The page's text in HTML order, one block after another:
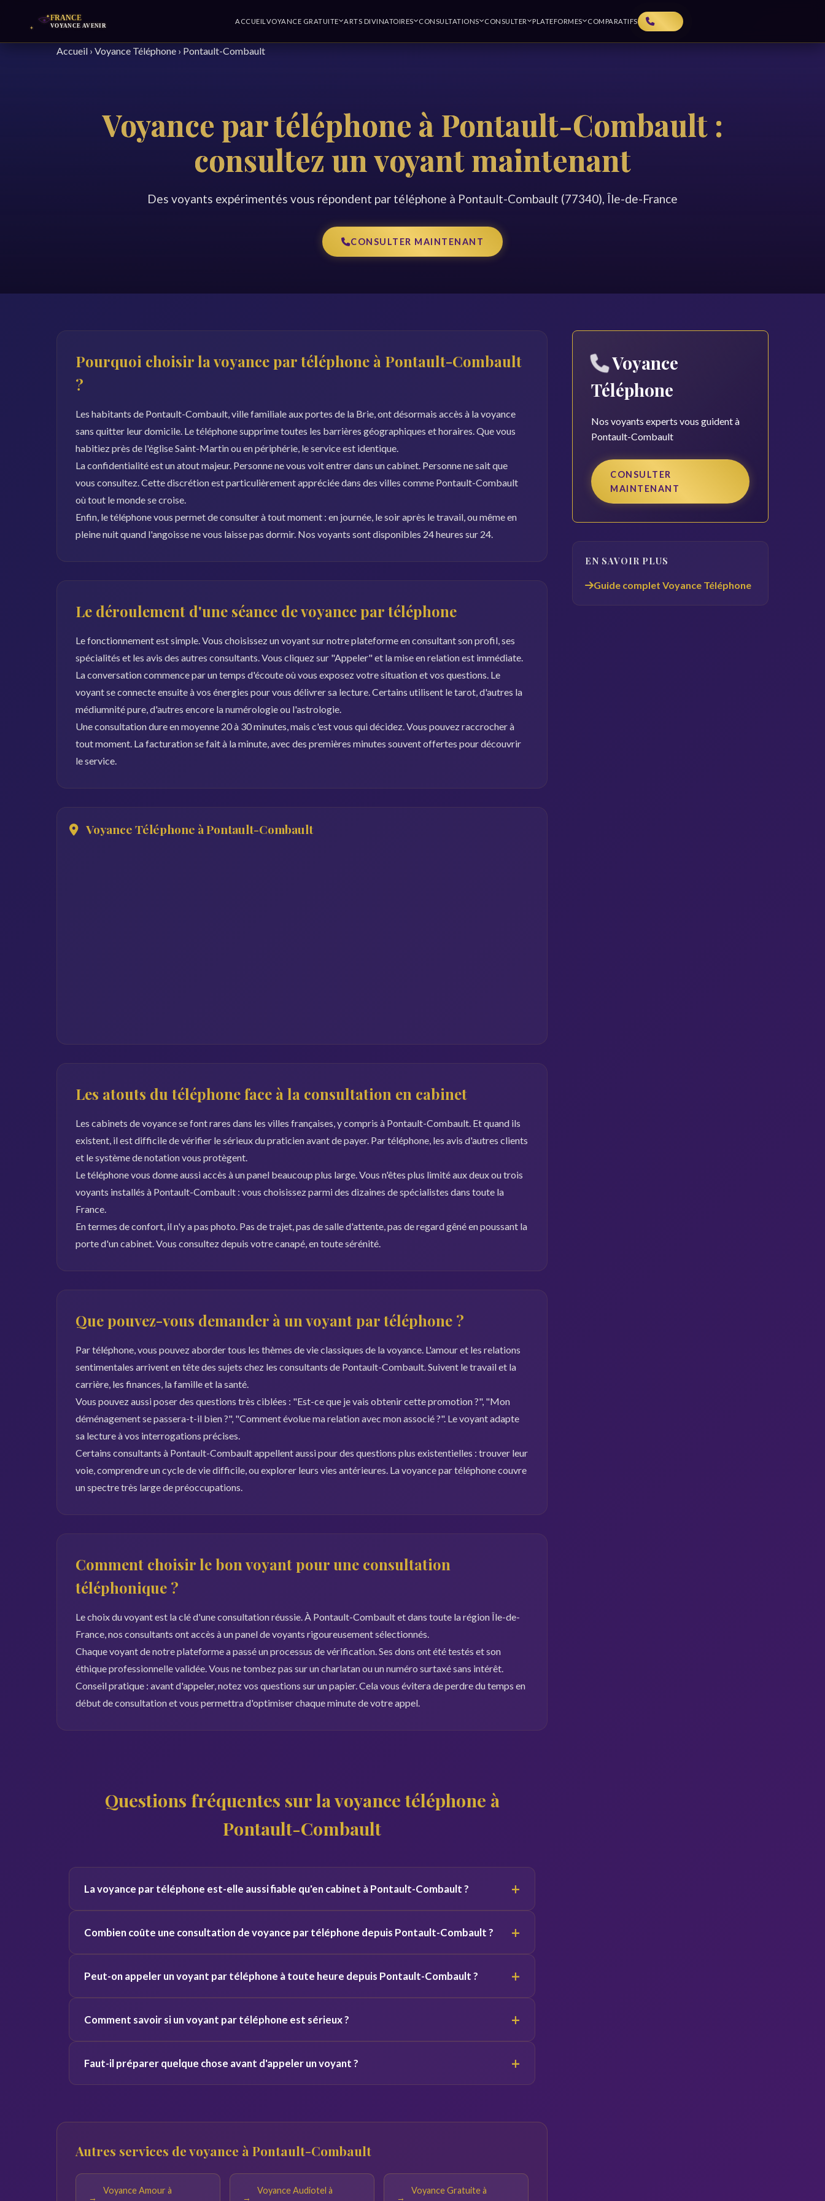
ACCUEIL VOYANCE GRATUITE ARTS DIVINATOIRES CONSULTATIONS CONSULTER PLATEFORMES COMPARATIFS
Accueil › Voyance Téléphone › Pontault-Combault
Voyance par téléphone à Pontault-Combault :
consultez un voyant maintenant
Des voyants expérimentés vous répondent par téléphone à Pontault-Combault (77340), Île-de-France
CONSULTER MAINTENANT
Pourquoi choisir la voyance par téléphone à Pontault-Combault
?
Les habitants de Pontault-Combault, ville familiale aux portes de la Brie, ont désormais accès à la voyance
sans quitter leur domicile. Le téléphone supprime toutes les barrières géographiques et horaires. Que vous
habitiez près de l'église Saint-Martin ou en périphérie, le service est identique.
La confidentialité est un atout majeur. Personne ne vous voit entrer dans un cabinet. Personne ne sait que
vous consultez. Cette discrétion est particulièrement appréciée dans des villes comme Pontault-Combault
où tout le monde se croise.
Enfin, le téléphone vous permet de consulter à tout moment : en journée, le soir après le travail, ou même en
pleine nuit quand l'angoisse ne vous laisse pas dormir. Nos voyants sont disponibles 24 heures sur 24.
Le déroulement d'une séance de voyance par téléphone
Le fonctionnement est simple. Vous choisissez un voyant sur notre plateforme en consultant son profil, ses
spécialités et les avis des autres consultants. Vous cliquez sur "Appeler" et la mise en relation est immédiate.
La conversation commence par un temps d'écoute où vous exposez votre situation et vos questions. Le
voyant se connecte ensuite à vos énergies pour vous délivrer sa lecture. Certains utilisent le tarot, d'autres la
médiumnité pure, d'autres encore la numérologie ou l'astrologie.
Une consultation dure en moyenne 20 à 30 minutes, mais c'est vous qui décidez. Vous pouvez raccrocher à
tout moment. La facturation se fait à la minute, avec des premières minutes souvent offertes pour découvrir
le service.
Voyance Téléphone à Pontault-Combault
Les atouts du téléphone face à la consultation en cabinet
Les cabinets de voyance se font rares dans les villes françaises, y compris à Pontault-Combault. Et quand ils
existent, il est difficile de vérifier le sérieux du praticien avant de payer. Par téléphone, les avis d'autres clients
et le système de notation vous protègent.
Le téléphone vous donne aussi accès à un panel beaucoup plus large. Vous n'êtes plus limité aux deux ou trois
voyants installés à Pontault-Combault : vous choisissez parmi des dizaines de spécialistes dans toute la
France.
En termes de confort, il n'y a pas photo. Pas de trajet, pas de salle d'attente, pas de regard gêné en poussant la
porte d'un cabinet. Vous consultez depuis votre canapé, en toute sérénité.
Que pouvez-vous demander à un voyant par téléphone ?
Par téléphone, vous pouvez aborder tous les thèmes de vie classiques de la voyance. L'amour et les relations
sentimentales arrivent en tête des sujets chez les consultants de Pontault-Combault. Suivent le travail et la
carrière, les finances, la famille et la santé.
Vous pouvez aussi poser des questions très ciblées : "Est-ce que je vais obtenir cette promotion ?", "Mon
déménagement se passera-t-il bien ?", "Comment évolue ma relation avec mon associé ?". Le voyant adapte
sa lecture à vos interrogations précises.
Certains consultants à Pontault-Combault appellent aussi pour des questions plus existentielles : trouver leur
voie, comprendre un cycle de vie difficile, ou explorer leurs vies antérieures. La voyance par téléphone couvre
un spectre très large de préoccupations.
Comment choisir le bon voyant pour une consultation
téléphonique ?
Le choix du voyant est la clé d'une consultation réussie. À Pontault-Combault et dans toute la région Île-de-
France, nos consultants ont accès à un panel de voyants rigoureusement sélectionnés.
Chaque voyant de notre plateforme a passé un processus de vérification. Ses dons ont été testés et son
éthique professionnelle validée. Vous ne tombez pas sur un charlatan ou un numéro surtaxé sans intérêt.
Conseil pratique : avant d'appeler, notez vos questions sur un papier. Cela vous évitera de perdre du temps en
début de consultation et vous permettra d'optimiser chaque minute de votre appel.
Questions fréquentes sur la voyance téléphone à
Pontault-Combault
La voyance par téléphone est-elle aussi fiable qu'en cabinet à Pontault-Combault ? +
voix et vos vibrations, ce qui donne des résultats équivalents.
Combien coûte une consultation de voyance par téléphone depuis Pontault-Combault ? +
pour découvrir le service sans engagement.
Peut-on appeler un voyant par téléphone à toute heure depuis Pontault-Combault ? +
Pontault-Combault et toute la France.
Comment savoir si un voyant par téléphone est sérieux ? +
offertes pour tester la connexion avant de vous engager.
Faut-il préparer quelque chose avant d'appeler un voyant ? +
Autres services de voyance à Pontault-Combault
Voyance Amour à
Voyance Audiotel à
Voyance Gratuite à
Voyance
Téléphone
Nos voyants experts vous guident à
Pontault-Combault
CONSULTER
MAINTENANT
EN SAVOIR PLUS
Guide complet Voyance Téléphone